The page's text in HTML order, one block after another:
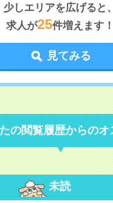
少しエリアを広げると、
求人が25件増えます！
見てみる
の閲覧履歴からのオ
未読